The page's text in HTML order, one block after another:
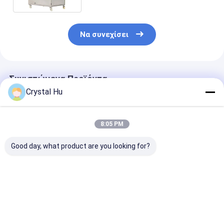
Να συνεχίσει
Συνιστώμενα Προϊόντα
Crystal Hu
8:05 PM
Good day, what product are you looking for?